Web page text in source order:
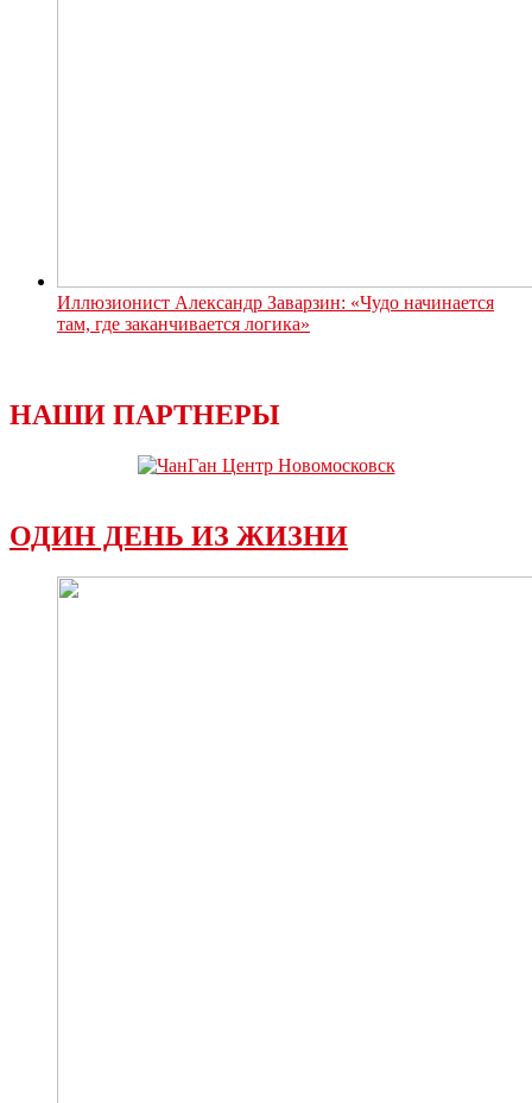
Иллюзионист Александр Заварзин: «Чудо начинается
там, где заканчивается логика»
НАШИ ПАРТНЕРЫ
ОДИН ДЕНЬ ИЗ ЖИЗНИ